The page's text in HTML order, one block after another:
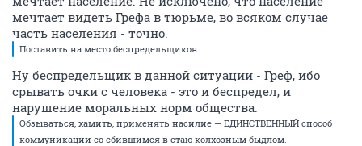
мечтает видеть Грефа в тюрьме, во всяком случае
часть населения - точно.
Поставить на место беспредельщиков...
Ну беспредельщик в данной ситуации - Греф, ибо
срывать очки с человека - это и беспредел, и
нарушение моральных норм общества.
Обзываться, хамить, применять насилие — ЕДИНСТВЕННЫЙ способ
коммуникации со сбившимся в стаю колхозным быдлом.